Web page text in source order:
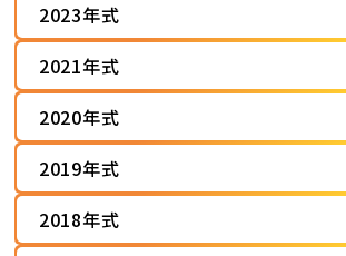
2023年式
2021年式
2020年式
2019年式
2018年式